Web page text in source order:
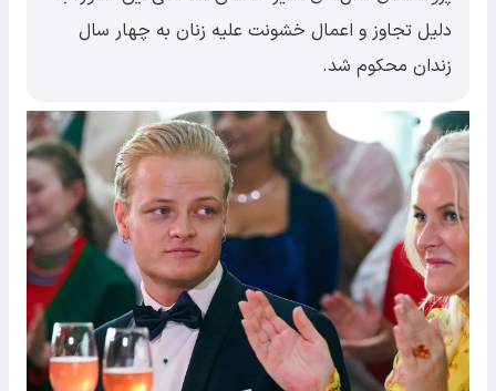
دلیل تجاوز و اعمال خشونت علیه زنان به چهار سال
زندان محکوم شد.